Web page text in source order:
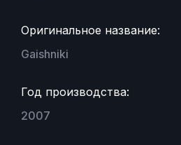
Оригинальное название:
Gaishniki
Год производства:
2007